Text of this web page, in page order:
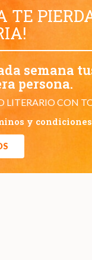
TE
semana
persona.
LITERARIO CON
y